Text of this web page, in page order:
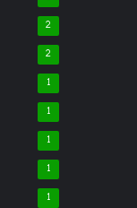
2
2
1
1
1
1
1